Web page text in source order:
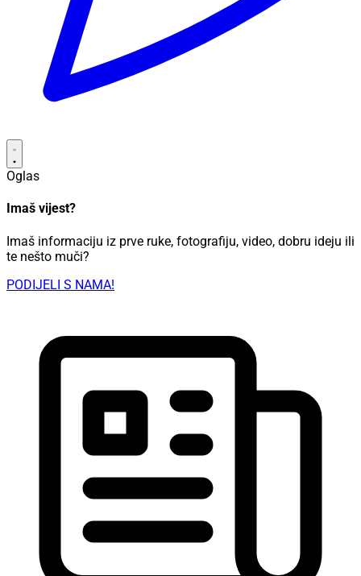
Oglas
Imaš vijest?
Imaš informaciju iz prve ruke, fotografiju, video, dobru ideju ili
te nešto muči?
PODIJELI S NAMA!